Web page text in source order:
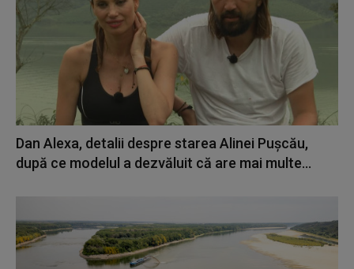
Dan Alexa, detalii despre starea Alinei Pușcău,
după ce modelul a dezvăluit că are mai multe...